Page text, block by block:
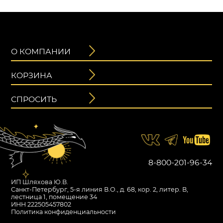
О КОМПАНИИ
КОРЗИНА
СПРОСИТЬ
ИП Шляхова Ю.В.
Санкт-Петербург, 5-я линия В.О., д. 68, кор. 2, литер. В,
лестница 1, помещение 34
ИНН 222505457802
Политика конфиденциальности
8-800-201-96-34